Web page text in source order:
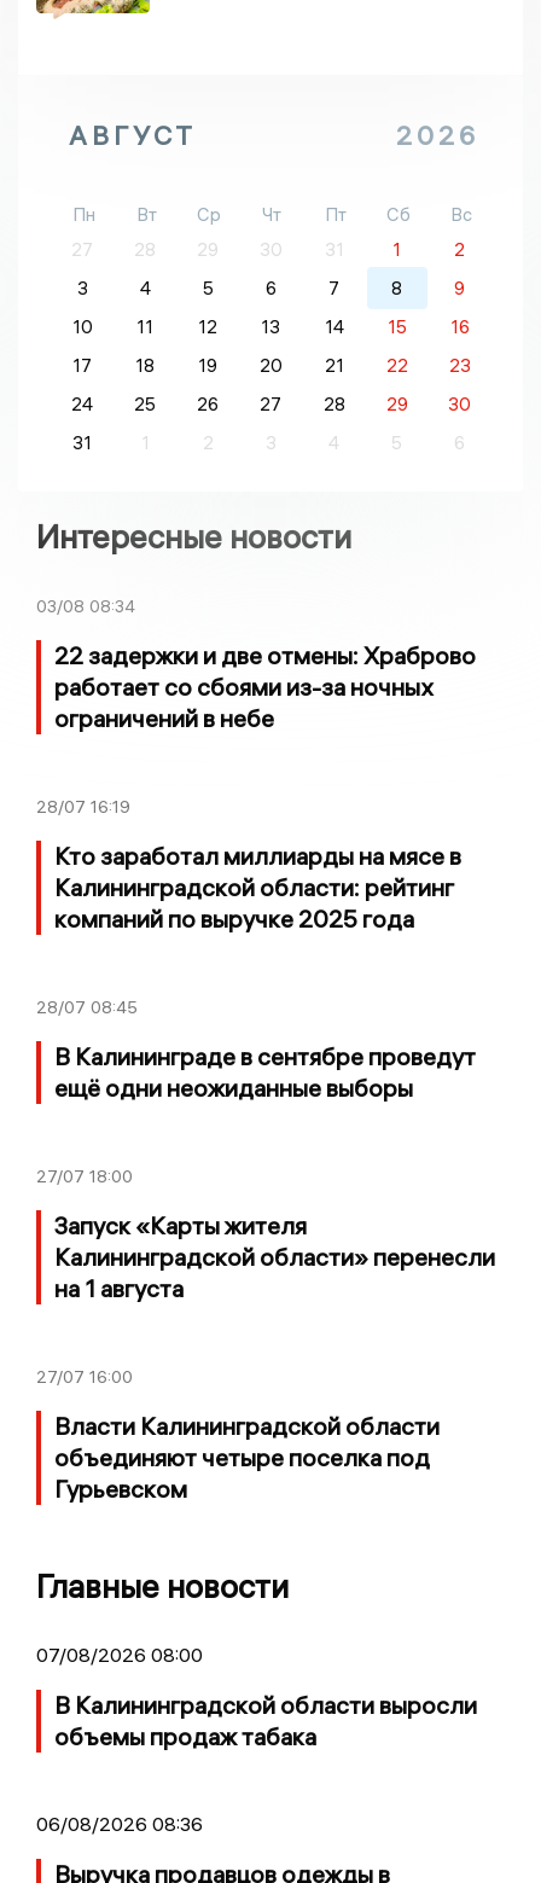
АВГУСТ 2026
Пн Вт Ср Чт Пт Сб
Вс
27
28 29 30 31 1
2
3
4 5 6 7 8
9
10
11 12 13 14 15
16
17
18 19 20 21 22
23
24
25 26 27 28 29
30
31
1 2 3 4 5 6
Интересные новости
03/08 08:34
22 задержки и две отмены: Храброво
работает со сбоями из-за ночных
ограничений в небе
28/07 16:19
Кто заработал миллиарды на мясе в
Калининградской области: рейтинг
компаний по выручке 2025 года
28/07 08:45
В Калининграде в сентябре проведут
ещё одни неожиданные выборы
27/07 18:00
Запуск «Карты жителя
Калининградской области» перенесли
на 1 августа
27/07 16:00
Власти Калининградской области
объединяют четыре поселка под
Гурьевском
Главные новости
07/08/2026 08:00
В Калининградской области выросли
объемы продаж табака
06/08/2026 08:36
Выручка продавцов одежды в